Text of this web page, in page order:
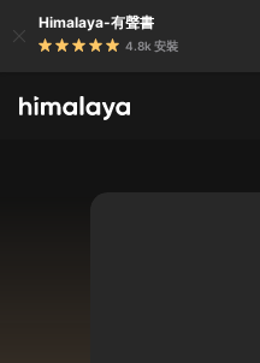
Himalaya-有聲書
4.8k 安裝